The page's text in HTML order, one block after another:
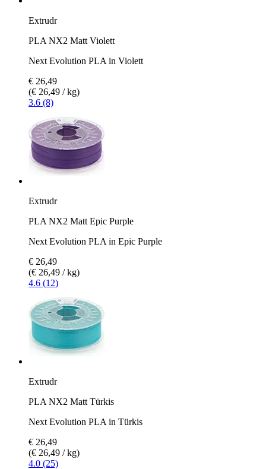
Extrudr
PLA NX2 Matt Violett
Next Evolution PLA in Violett
€ 26,49
(€ 26,49 / kg)
3.6 (8)
Extrudr
PLA NX2 Matt Epic Purple
Next Evolution PLA in Epic Purple
€ 26,49
(€ 26,49 / kg)
4.6 (12)
Extrudr
PLA NX2 Matt Türkis
Next Evolution PLA in Türkis
€ 26,49
(€ 26,49 / kg)
4.0 (25)